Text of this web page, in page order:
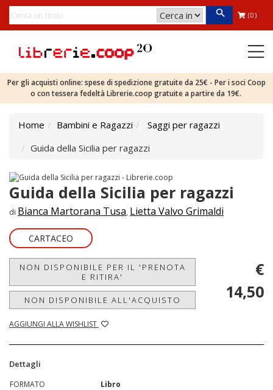
(0)
Per gli acquisti online: spese di spedizione gratuite da 25€ - Per i soci Coop
o con tessera fedeltà Librerie.coop gratuite a partire da 19€.
Home Bambini e Ragazzi
Saggi per ragazzi
Guida della Sicilia per ragazzi
Guida della Sicilia per ragazzi
di Bianca Martorana Tusa, Lietta Valvo Grimaldi
CARTACEO
NON DISPONIBILE PER IL 'PRENOTA
E RITIRA'
NON DISPONIBILE ALL'ACQUISTO
AGGIUNGI ALLA WISHLIST
€
14,50
Dettagli
FORMATO
Libro